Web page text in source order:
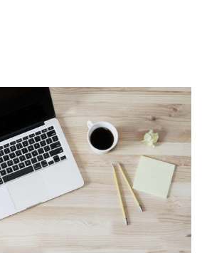
praestare sapienti? […]